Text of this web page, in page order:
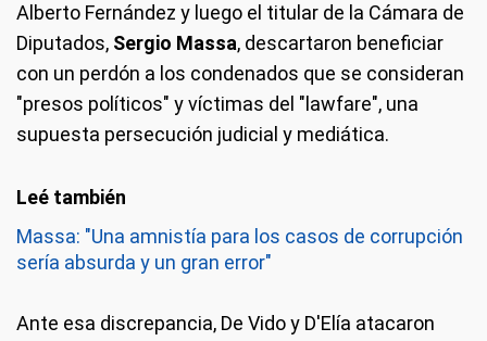
Alberto Fernández y luego el titular de la Cámara de
Diputados, Sergio Massa, descartaron beneficiar
con un perdón a los condenados que se consideran
"presos políticos" y víctimas del "lawfare", una
supuesta persecución judicial y mediática.
Massa: "Una amnistía para los casos de corrupción
sería absurda y un gran error"
Ante esa discrepancia, De Vido y D'Elía atacaron